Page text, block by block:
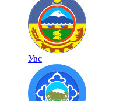
Увс